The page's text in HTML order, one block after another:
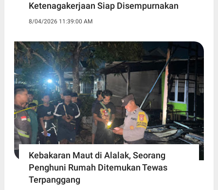
Ketenagakerjaan Siap Disempurnakan
8/04/2026 11:39:00 AM
Kebakaran Maut di Alalak, Seorang
Penghuni Rumah Ditemukan Tewas
Terpanggang